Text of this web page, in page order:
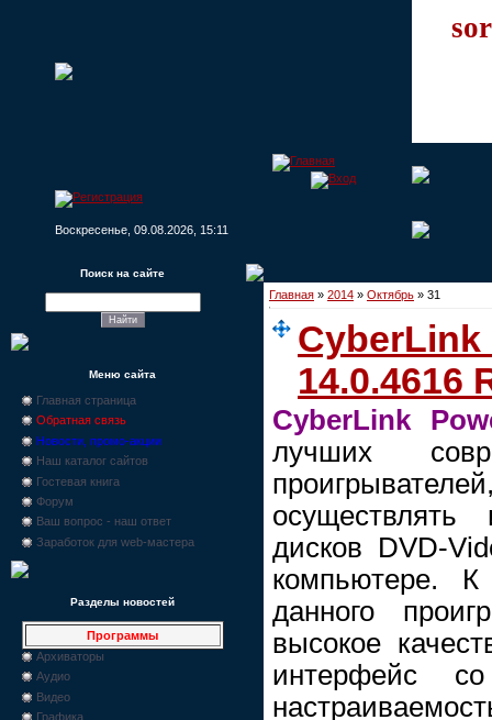
Воскресенье, 09.08.2026, 15:11
Поиск на сайте
Меню сайта
Главная страница
Обратная связь
Новости, промо-акции
Наш каталог сайтов
Гостевая книга
Форум
Ваш вопрос - наш ответ
Заработок для web-мастера
Разделы новостей
Программы
Архиваторы
Аудио
Видео
Графика
Главная » 2014 » Октябрь » 31
CyberLink
14.0.4616
CyberLink
лучших
осуществлять
дисков DVD-
компьютере. К
данного
высокое
интерфейс